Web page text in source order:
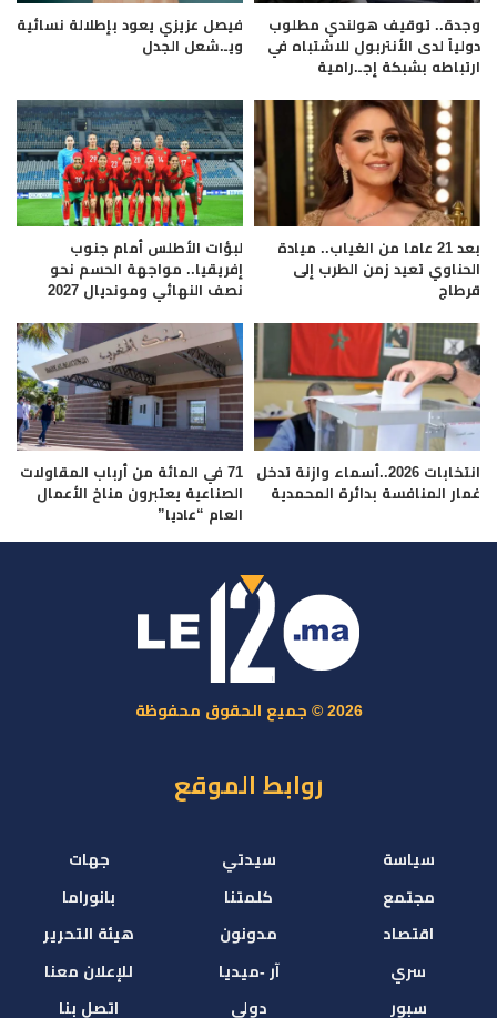
وجدة.. توقيف هولندي مطلوب
دولياً لدى الأنتربول للاشتباه في
ارتباطه بشبكة إجـ.رامية
فيصل عزيزي يعود بإطلالة نسائية
ويـ.شعل الجدل
بعد 21 عاما من الغياب.. ميادة
الحناوي تعيد زمن الطرب إلى
قرطاج
لبؤات الأطلس أمام جنوب
إفريقيا.. مواجهة الحسم نحو
نصف النهائي ومونديال 2027
انتخابات 2026..أسماء وازنة تدخل
غمار المنافسة بدائرة المحمدية
71 في المائة من أرباب المقاولات
الصناعية يعتبرون مناخ الأعمال
العام “عاديا”
2026 © جميع الحقوق محفوظة
روابط الموقع
سياسة
مجتمع
اقتصاد
سري
سبور
سيدتي
كلمتنا
مدونون
آر -ميديا
دولي
جهات
بانوراما
هيئة التحرير
للإعلان معنا
اتصل بنا